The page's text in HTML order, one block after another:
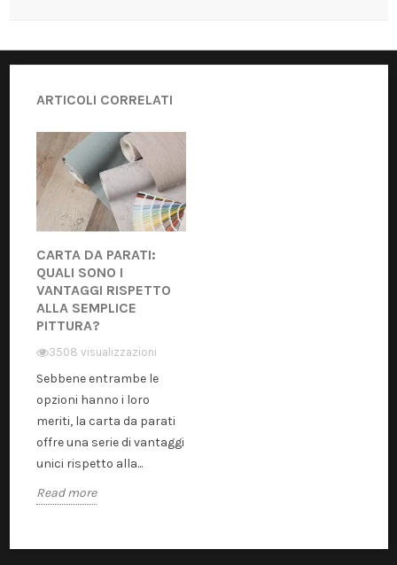
ARTICOLI CORRELATI
CARTA DA PARATI:
QUALI SONO I
VANTAGGI RISPETTO
ALLA SEMPLICE
PITTURA?
3508 visualizzazioni
Sebbene entrambe le
opzioni hanno i loro
meriti, la carta da parati
offre una serie di vantaggi
unici rispetto alla...
Read more